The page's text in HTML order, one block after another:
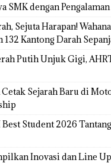
SMK dengan
Sejuta Harapan!
Kantong Darah
Putih Unjuk Gigi,
Cetak Sejarah Baru di
Student 2026
Inovasi dan Line